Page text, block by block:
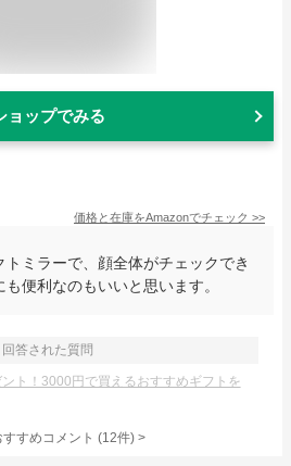
ョップでみる
価格と在庫をAmazonでチェック >>
ミラーで、顔全体がチェックでき
便利なのもいいと思います。
回答された質問
ト！3000円で買えるおすすめギフトを
すめコメント (12件) >